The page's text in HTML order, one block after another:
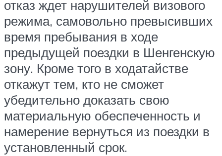
отказ ждет нарушителей визового
режима, самовольно превысивших
время пребывания в ходе
предыдущей поездки в Шенгенскую
зону. Кроме того в ходатайстве
откажут тем, кто не сможет
убедительно доказать свою
материальную обеспеченность и
намерение вернуться из поездки в
установленный срок.